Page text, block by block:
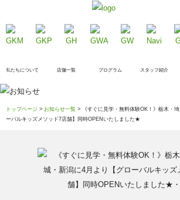
私たちについて 店舗一覧 プログラム スタッフ紹介
トップページ > お知らせ一覧 > 《すぐに見学・無料体験OK！》栃木・
ーバルキッズメソッド7店舗】同時OPENいたしました★